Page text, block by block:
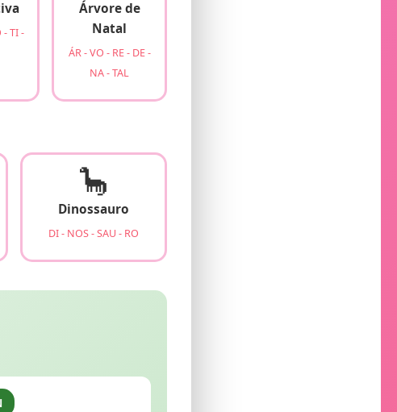
- TI -
Árvore de
Natal
ÁR - VO - RE - DE -
NA - TAL
🦕
Dinossauro
DI - NOS - SAU - RO